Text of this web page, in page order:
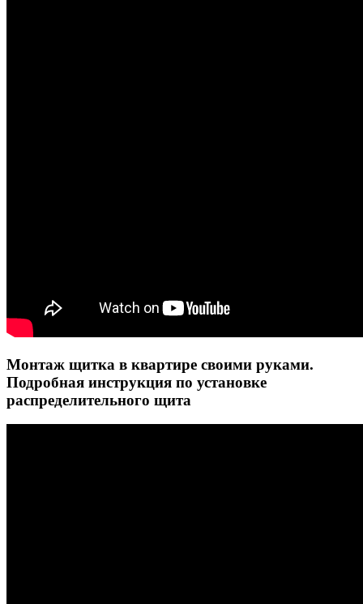
Монтаж щитка в квартире своими руками.
Подробная инструкция по установке
распределительного щита